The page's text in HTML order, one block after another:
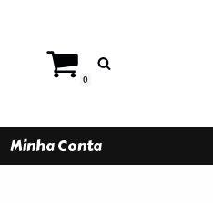
0
Minha Conta